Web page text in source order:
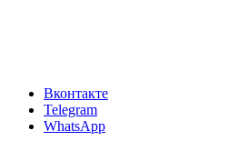
Вконтакте
Telegram
WhatsApp